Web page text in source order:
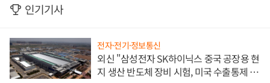
인기기사
전자·전기·정보통신
외신 "삼성전자 SK하이닉스 중국 공장용 현
지 생산 반도체 장비 시험, 미국 수출통제 대